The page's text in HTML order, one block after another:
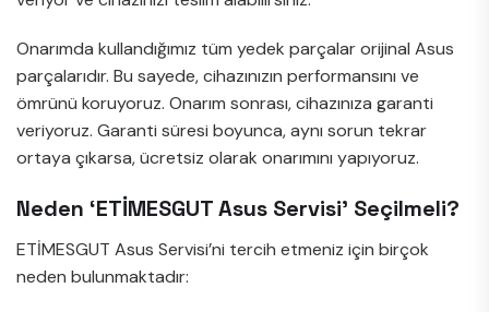
Onarımda kullandığımız tüm yedek parçalar orijinal Asus
parçalarıdır. Bu sayede, cihazınızın performansını ve
ömrünü koruyoruz. Onarım sonrası, cihazınıza garanti
veriyoruz. Garanti süresi boyunca, aynı sorun tekrar
ortaya çıkarsa, ücretsiz olarak onarımını yapıyoruz.
Neden ‘ETİMESGUT Asus Servisi’ Seçilmeli?
ETİMESGUT Asus Servisi’ni tercih etmeniz için birçok
neden bulunmaktadır: